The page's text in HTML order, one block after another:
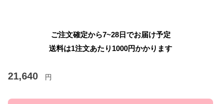
ご注文確定から7~28日でお届け予定
送料は1注文あたり 1000円かかります
21,640 円